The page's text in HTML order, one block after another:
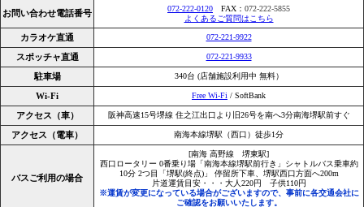
お問い合わせ電話番号 072-222-0120 FAX： 072-222-5855
よくあるご質問はこちら
カラオケ直通 072-221-9922
スポッチャ直通 072-221-9933
駐車場 340台 (店舗施設利用中 無料）
Wi-Fi Free Wi-Fi / SoftBank
アクセス（車） 阪神高速15号堺線 住之江出口より旧26号を南へ3分南海堺駅前すぐ
アクセス（電車） 南海本線堺駅（西口）徒歩1分
バスご利用の場合
[南海 高野線 堺東駅]
西口ロータリー 0番乗り場「南海本線堺駅前行き」シャトルバス乗車約
10分 2つ目「堺駅(終点)」 停留所下車、堺駅西口方面へ200m
片道運賃目安・・・大人220円 子供110円
※運賃が変更になっている場合がございますので、事前に各交通会社に
ご確認をお願いいたします。